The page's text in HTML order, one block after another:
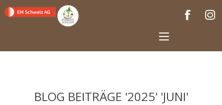
BLOG BEITRÄGE '2025' 'JUNI'